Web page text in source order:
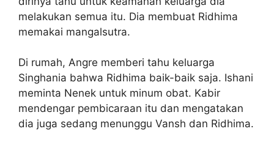
melakukan semua itu. Dia membuat Ridhima
memakai mangalsutra.
Di rumah, Angre memberi tahu keluarga
Singhania bahwa Ridhima baik-baik saja. Ishani
meminta Nenek untuk minum obat. Kabir
mendengar pembicaraan itu dan mengatakan
dia juga sedang menunggu Vansh dan Ridhima.